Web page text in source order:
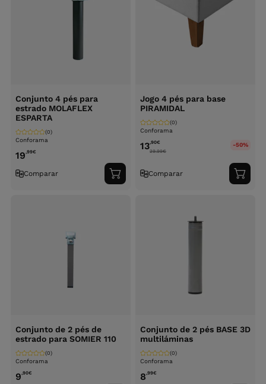
Conjunto 4 pés para
estrado MOLAFLEX
ESPARTA
Conforama
(0)
19,99€
Comparar
Adicionar
ao
Jogo 4 pés para base
PIRAMIDAL
Conforama
(0)
13,90€
29.99€
-50%
Comparar
ao
Conjunto de 2 pés de
estrado para SOMIER 110
Conforama
(0)
9,90€
Conjunto de 2 pés BASE 3D
multiláminas
Conforama
(0)
8,99€